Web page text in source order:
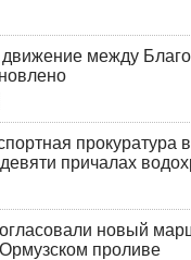
между
прокуратура
причалах
новый
проливе